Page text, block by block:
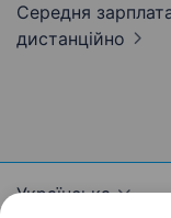
Середня
дистанційно
Українська